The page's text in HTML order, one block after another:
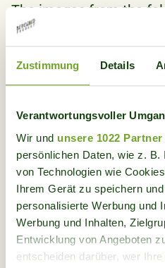
Zustimmung Details
Verantwortungsvoller
Wir und unsere 1022 Partner
persönlichen Daten, wie z.
von Technologien wie
Ihrem Gerät zu speichern
personalisierte Werbung und
Werbung und Inhalten,
Entwicklung von Angeboten
entscheiden darüber, wer
The images from the
your medium. Unless
itself, the copyright lies
Bergwaldprojekt.
Filler advertisements
Placing the filler
Bergwaldprojekt to
the charitable work in
you!